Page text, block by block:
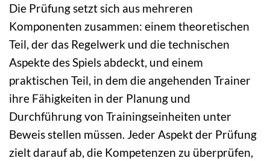
Die Prüfung setzt sich aus mehreren
Komponenten zusammen: einem theoretischen
Teil, der das Regelwerk und die technischen
Aspekte des Spiels abdeckt, und einem
praktischen Teil, in dem die angehenden Trainer
ihre Fähigkeiten in der Planung und
Durchführung von Trainingseinheiten unter
Beweis stellen müssen. Jeder Aspekt der Prüfung
zielt darauf ab, die Kompetenzen zu überprüfen,